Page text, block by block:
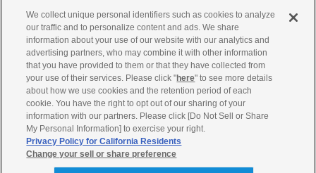
アクセシビリティ方針
古物営業法に基づく表示
製品・事業のお問合せ
We collect unique personal identifiers such as cookies to analyze
our traffic and to personalize content and ads. We share
information about your use of our website with our analytics and
advertising partners, who may combine it with other information
that you have provided to them or that they have collected from
your use of their services. Please click "here" to see more details
about how we use cookies and the retention period of each
cookie. You have the right to opt out of our sharing of your
information with our partners. Please click [Do Not Sell or Share
My Personal Information] to exercise your right.
Privacy Policy for California Residents
Change your sell or share preference